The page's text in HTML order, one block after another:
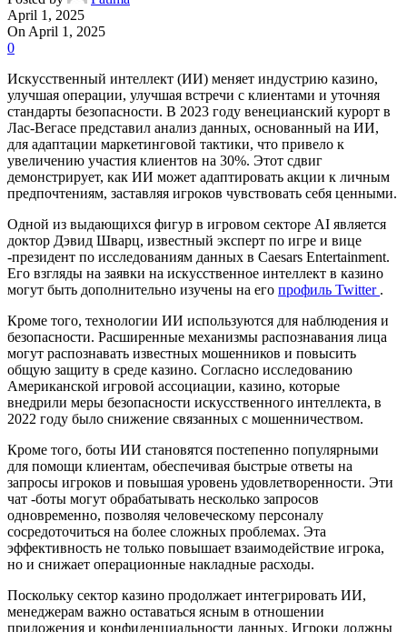
April 1, 2025
On April 1, 2025
0
Искусственный интеллект (ИИ) меняет индустрию казино,
улучшая операции, улучшая встречи с клиентами и уточняя
стандарты безопасности. В 2023 году венецианский курорт в
Лас-Вегасе представил анализ данных, основанный на ИИ,
для адаптации маркетинговой тактики, что привело к
увеличению участия клиентов на 30%. Этот сдвиг
демонстрирует, как ИИ может адаптировать акции к личным
предпочтениям, заставляя игроков чувствовать себя ценными.
Одной из выдающихся фигур в игровом секторе AI является
доктор Дэвид Шварц, известный эксперт по игре и вице
-президент по исследованиям данных в Caesars Entertainment.
Его взгляды на заявки на искусственное интеллект в казино
могут быть дополнительно изучены на его профиль Twitter .
Кроме того, технологии ИИ используются для наблюдения и
безопасности. Расширенные механизмы распознавания лица
могут распознавать известных мошенников и повысить
общую защиту в среде казино. Согласно исследованию
Американской игровой ассоциации, казино, которые
внедрили меры безопасности искусственного интеллекта, в
2022 году было снижение связанных с мошенничеством.
Кроме того, боты ИИ становятся постепенно популярными
для помощи клиентам, обеспечивая быстрые ответы на
запросы игроков и повышая уровень удовлетворенности. Эти
чат -боты могут обрабатывать несколько запросов
одновременно, позволяя человеческому персоналу
сосредоточиться на более сложных проблемах. Эта
эффективность не только повышает взаимодействие игрока,
но и снижает операционные накладные расходы.
Поскольку сектор казино продолжает интегрировать ИИ,
менеджерам важно оставаться ясным в отношении
приложения и конфиденциальности данных. Игроки должны